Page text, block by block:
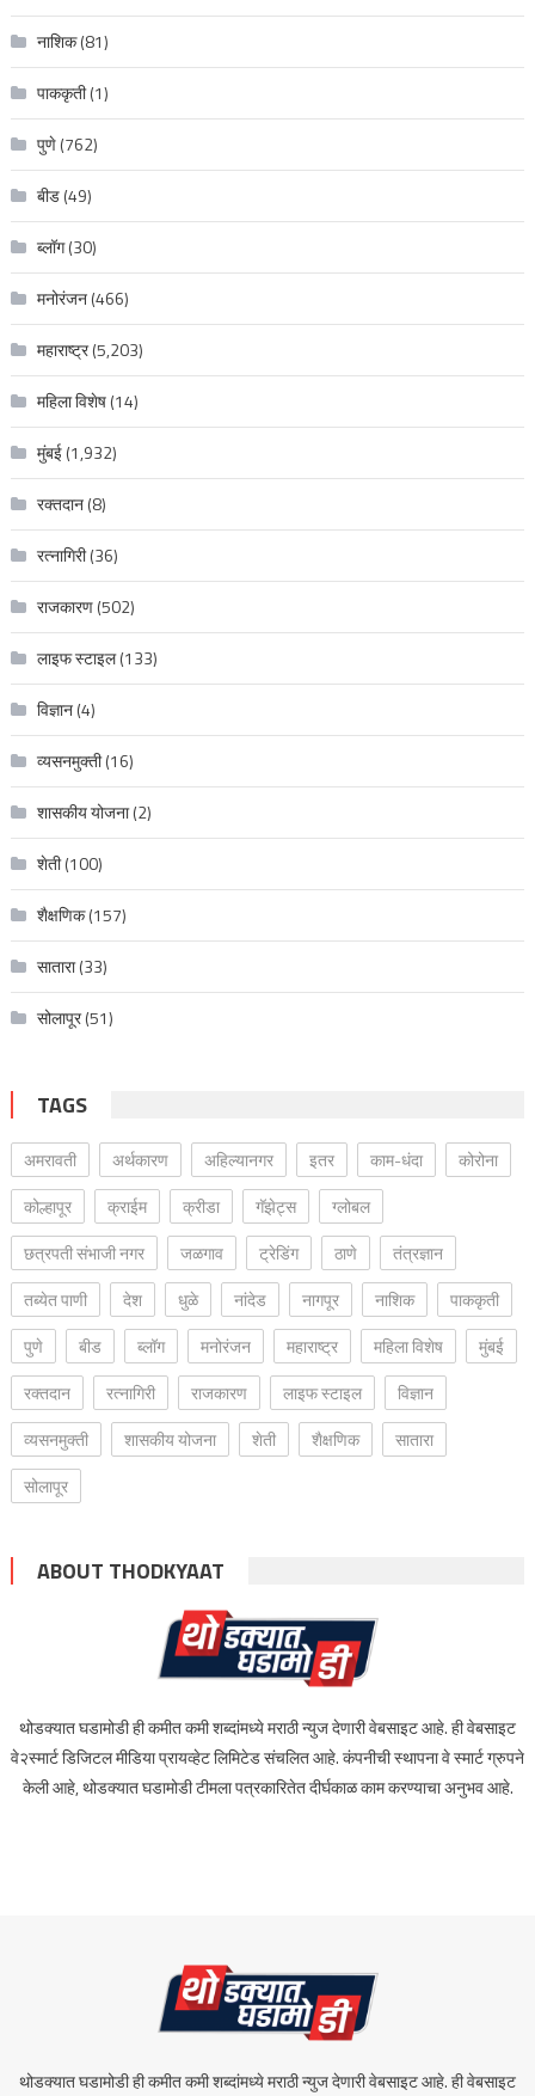
नाशिक(81)
पाककृती(1)
पुणे(762)
बीड(49)
ब्लॉग(30)
मनोरंजन(466)
महाराष्ट्र(5,203)
महिला विशेष(14)
मुंबई(1,932)
रक्‍तदान(8)
रत्नागिरी(36)
राजकारण(502)
लाइफ स्टाइल(133)
विज्ञान(4)
व्यसनमुक्ती(16)
शासकीय योजना(2)
शेती(100)
शैक्षणिक(157)
सातारा(33)
सोलापूर(51)
TAGS
अमरावती अर्थकारण अहिल्यानगर इतर काम-धंदा
कोरोना
कोल्हापूर
क्राईम क्रीडा गॅझेट्स
ग्लोबल
छत्रपती संभाजी नगर
जळगाव ट्रेडिंग ठाणे
तंत्रज्ञान
तब्येत पाणी
देश धुळे नांदेड नागपूर नाशिक
पाककृती
पुणे
बीड ब्लॉग मनोरंजन महाराष्ट्र महिला विशेष
मुंबई
रक्‍तदान
रत्नागिरी राजकारण लाइफ स्टाइल
विज्ञान
व्यसनमुक्ती
शासकीय योजना शेती शैक्षणिक
सातारा
सोलापूर
ABOUT THODKYAAT
थोडक्यात घडामोडी ही कमीत कमी शब्दांमध्ये मराठी न्युज देणारी वेबसाइट आहे. ही वेबसाइट
वे२स्मार्ट डिजिटल मीडिया प्रायव्हेट लिमिटेड संचलित आहे. कंपनीची स्थापना वे स्मार्ट ग्रुपने
केली आहे, थोडक्यात घडामोडी टीमला पत्रकारितेत दीर्घकाळ काम करण्याचा अनुभव आहे.
थोडक्यात घडामोडी ही कमीत कमी शब्दांमध्ये मराठी न्युज देणारी वेबसाइट आहे. ही वेबसाइट